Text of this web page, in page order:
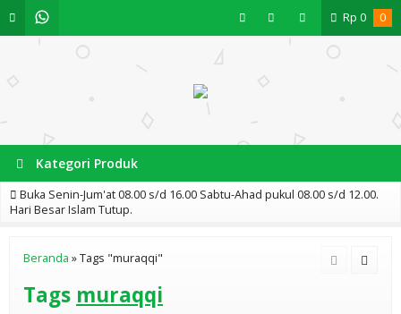
Rp 0 0
Kategori Produk
Buka Senin-Jum'at 08.00 s/d 16.00 Sabtu-Ahad pukul 08.00 s/d 12.00.
Hari Besar Islam Tutup.
Beranda »Tags "muraqqi"
Tags muraqqi